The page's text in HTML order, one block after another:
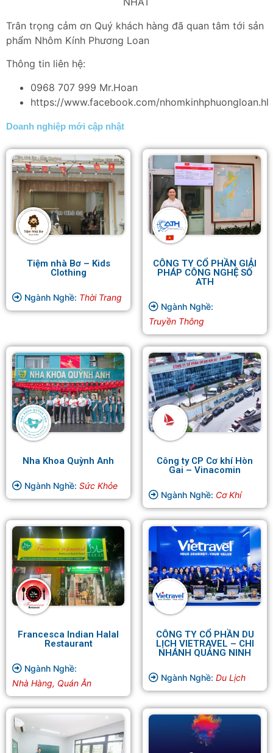
Trân trọng cảm ơn Quý khách hàng đã quan tâm tới sản
phẩm Nhôm Kính Phương Loan
Thông tin liên hệ:
0968 707 999 Mr.Hoan
https://www.facebook.com/nhomkinhphuongloan.hl
Doanh nghiệp mới cập nhật
Tiệm nhà Bơ – Kids
Clothing
Ngành Nghề: Thời Trang
CÔNG TY CỔ PHẦN GIẢI
PHÁP CÔNG NGHỆ SỐ
ATH
Ngành Nghề:
Truyền Thông
Nha Khoa Quỳnh Anh
Ngành Nghề: Sức Khỏe
Công ty CP Cơ khí Hòn
Gai – Vinacomin
Ngành Nghề: Cơ Khí
Francesca Indian Halal
Restaurant
Ngành Nghề:
Nhà Hàng, Quán Ăn
CÔNG TY CỔ PHẦN DU
LỊCH VIETRAVEL – CHI
NHÁNH QUẢNG NINH
Ngành Nghề: Du Lịch